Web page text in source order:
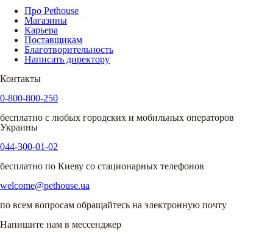
Про Pethouse
Магазины
Карьера
Поставщикам
Благотворительность
Написать директору
Контакты
0-800-800-250
бесплатно с любых городских и мобильных операторов
Украины
044-300-01-02
бесплатно по Киеву со стационарных телефонов
welcome@pethouse.ua
по всем вопросам обращайтесь на электронную почту
Напишите нам в мессенджер